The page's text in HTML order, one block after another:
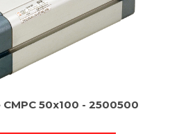
50x100 - 2500500